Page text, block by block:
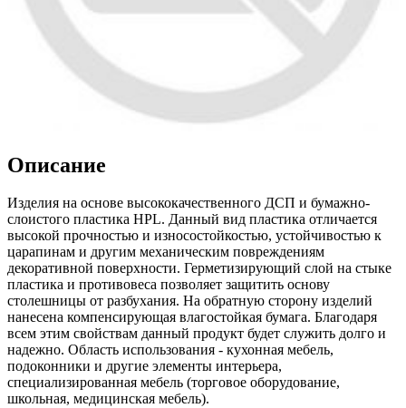
Описание
Изделия на основе высококачественного ДСП и бумажно-
слоистого пластика НPL. Данный вид пластика отличается
высокой прочностью и износостойкостью, устойчивостью к
царапинам и другим механическим повреждениям
декоративной поверхности. Герметизирующий слой на стыке
пластика и противовеса позволяет защитить основу
столешницы от разбухания. На обратную сторону изделий
нанесена компенсирующая влагостойкая бумага. Благодаря
всем этим свойствам данный продукт будет служить долго и
надежно. Область использования - кухонная мебель,
подоконники и другие элементы интерьера,
специализированная мебель (торговое оборудование,
школьная, медицинская мебель).